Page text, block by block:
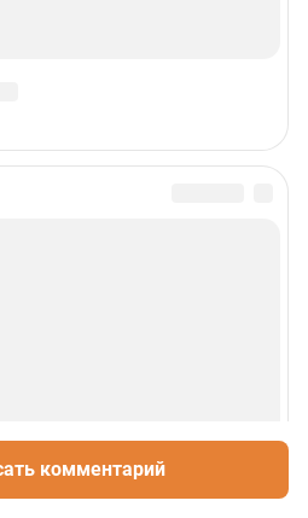
комментарий